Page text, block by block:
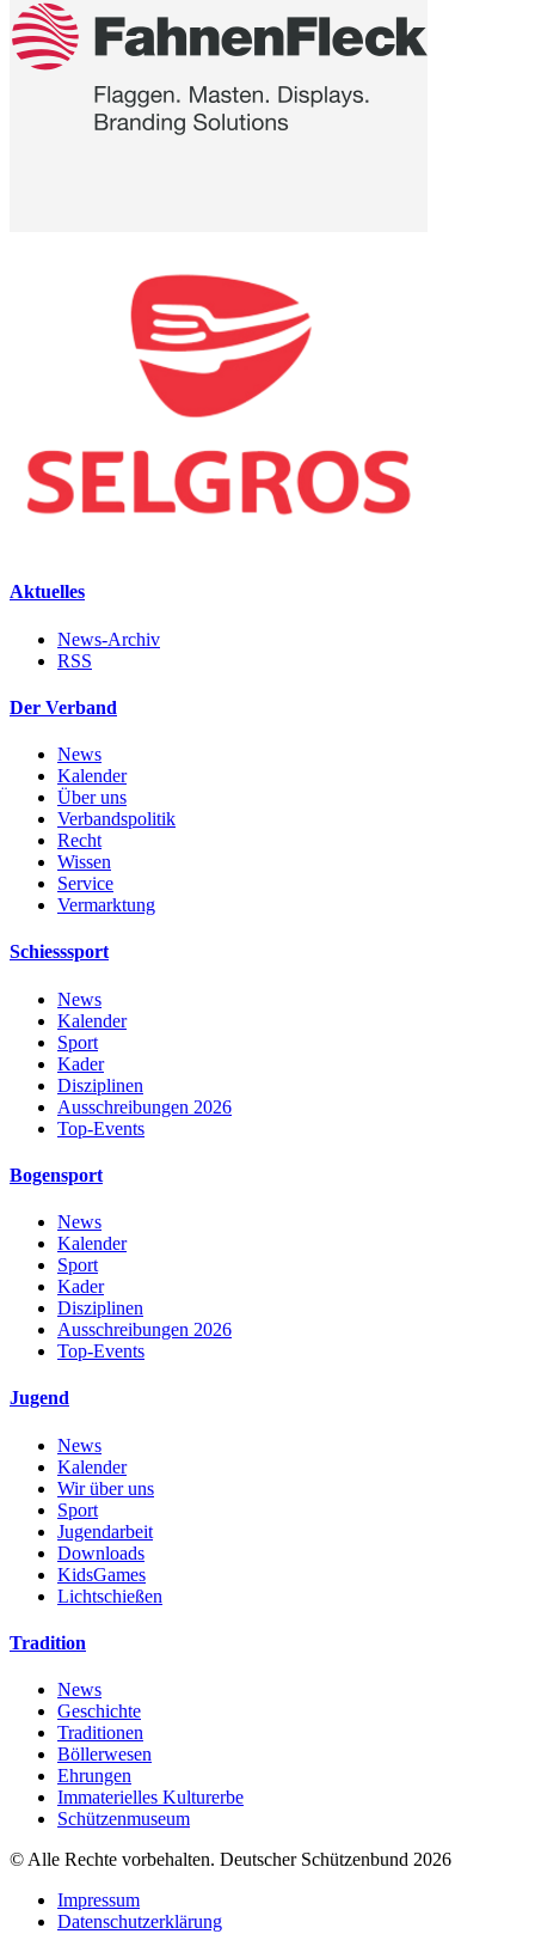
Aktuelles
News-Archiv
RSS
Der Verband
News
Kalender
Über uns
Verbandspolitik
Recht
Wissen
Service
Vermarktung
Schiesssport
News
Kalender
Sport
Kader
Disziplinen
Ausschreibungen 2026
Top-Events
Bogensport
News
Kalender
Sport
Kader
Disziplinen
Ausschreibungen 2026
Top-Events
Jugend
News
Kalender
Wir über uns
Sport
Jugendarbeit
Downloads
KidsGames
Lichtschießen
Tradition
News
Geschichte
Traditionen
Böllerwesen
Ehrungen
Immaterielles Kulturerbe
Schützenmuseum
© Alle Rechte vorbehalten. Deutscher Schützenbund 2026
Impressum
Datenschutzerklärung